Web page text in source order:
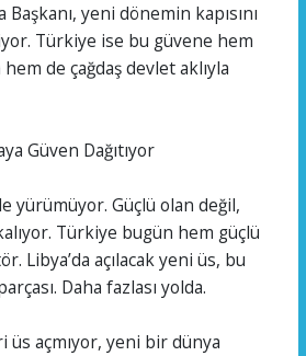
Başkanı, yeni dönemin kapısını
Türkiye ise bu güvene hem
de çağdaş devlet aklıyla
Güven Dağıtıyor
yürümüyor. Güçlü olan değil,
Türkiye bugün hem güçlü
Libya’da açılacak yeni üs, bu
Daha fazlası yolda.
üs açmıyor, yeni bir dünya